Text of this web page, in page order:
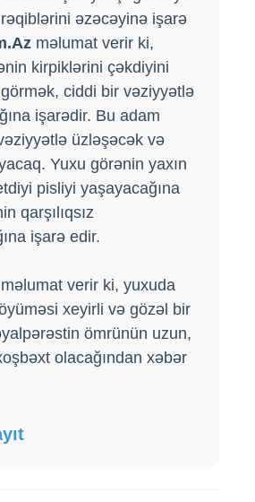
əzəcəyinə işarə
məlumat verir ki,
kirpiklərini çəkdiyini
ciddi bir vəziyyətlə
işarədir. Bu adam
üzləşəcək və
Yuxu görənin yaxın
pisliyi yaşayacağına
qarşılıqsız
işarə edir.
məlumat verir ki, yuxuda
xeyirli və gözəl bir
ömrünün uzun,
olacağından xəbər